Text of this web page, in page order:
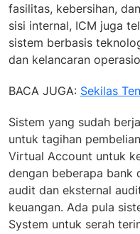
fasilitas, kebersihan,
sisi internal, ICM juga
sistem berbasis
dan kelancaran
BACA JUGA: Sekilas
Sistem yang sudah
untuk tagihan
Virtual Account untuk
dengan beberapa bank
audit dan eksternal
keuangan. Ada pula
System untuk serah